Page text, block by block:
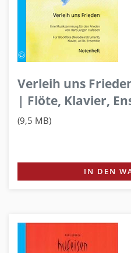
Verleih uns
| Flöte, Klavier,
(9,5 MB)
IN DEN